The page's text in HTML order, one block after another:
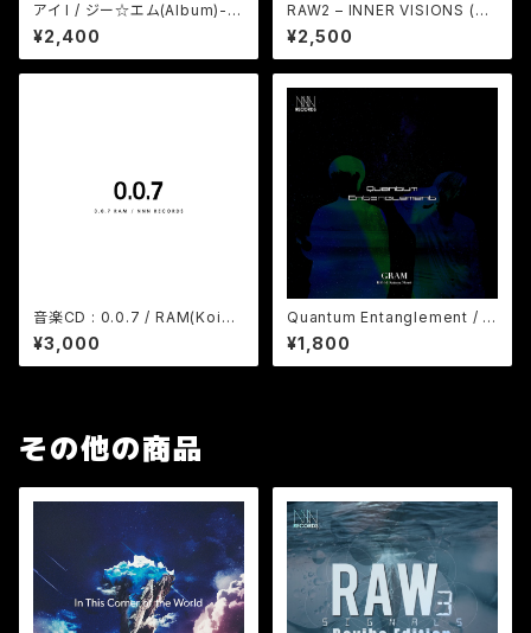
アイ I / ジー☆エム(Album)-
WAV&mp3
¥2,400
RAW2 – INNER VISIONS (Re
vibe Edition) / MGRAW (デ
ジタルコンテンツ WAV&mp3)
¥2,500
音楽CD : 0.0.7 / RAM(Koichi
Yamazaki) / Album - 在庫限
り
¥3,000
Quantum Entanglement / G
RAM (Album デジタルコンテン
ツ)
¥1,800
その他の商品